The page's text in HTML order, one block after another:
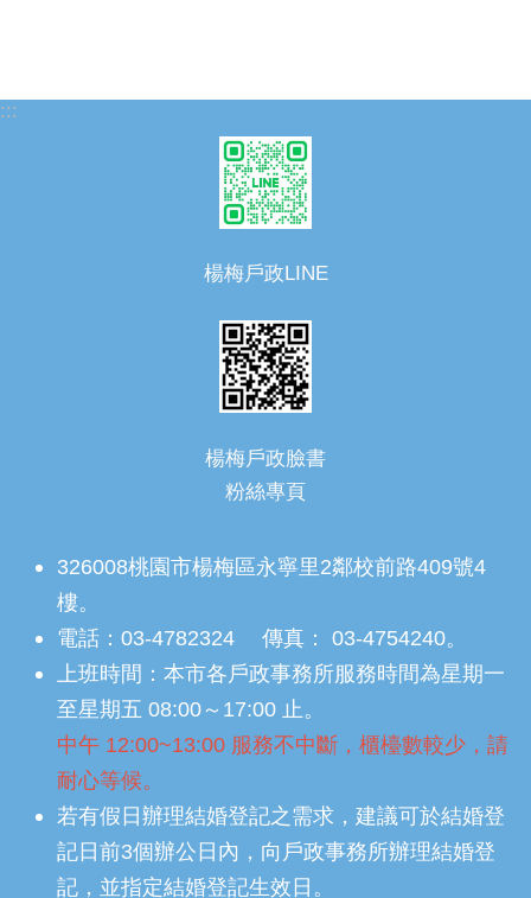
:::
楊梅戶政LINE
楊梅戶政臉書
粉絲專頁
326008桃園市楊梅區永寧里2鄰校前路409號4
樓。
電話：03-4782324 傳真： 03-4754240。
上班時間：本市各戶政事務所服務時間為星期一
至星期五 08:00～17:00 止。
中午 12:00~13:00 服務不中斷，櫃檯數較少，請
耐心等候。
若有假日辦理結婚登記之需求，建議可於結婚登
記日前3個辦公日內，向戶政事務所辦理結婚登
記，並指定結婚登記生效日。